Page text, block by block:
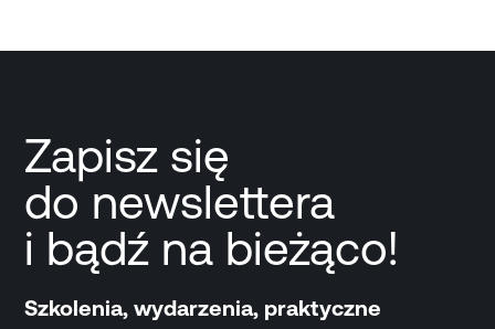
Zapisz się
do newslettera
i bądź na bieżąco!
Szkolenia, wydarzenia, praktyczne